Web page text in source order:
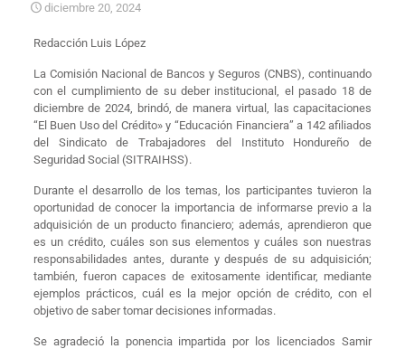
diciembre 20, 2024
Redacción Luis López
La Comisión Nacional de Bancos y Seguros (CNBS), continuando
con el cumplimiento de su deber institucional, el pasado 18 de
diciembre de 2024, brindó, de manera virtual, las capacitaciones
“El Buen Uso del Crédito» y “Educación Financiera” a 142 afiliados
del Sindicato de Trabajadores del Instituto Hondureño de
Seguridad Social (SITRAIHSS).
Durante el desarrollo de los temas, los participantes tuvieron la
oportunidad de conocer la importancia de informarse previo a la
adquisición de un producto financiero; además, aprendieron que
es un crédito, cuáles son sus elementos y cuáles son nuestras
responsabilidades antes, durante y después de su adquisición;
también, fueron capaces de exitosamente identificar, mediante
ejemplos prácticos, cuál es la mejor opción de crédito, con el
objetivo de saber tomar decisiones informadas.
Se agradeció la ponencia impartida por los licenciados Samir